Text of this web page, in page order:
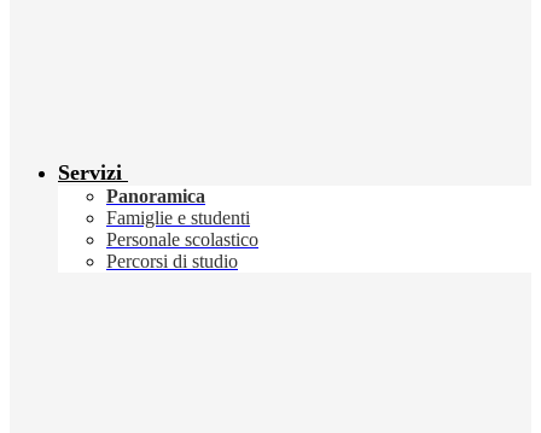
Servizi
Panoramica
Famiglie e studenti
Personale scolastico
Percorsi di studio